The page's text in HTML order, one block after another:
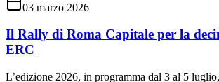
03 marzo 2026
Il Rally di Roma Capitale per la
ERC
L’edizione 2026, in programma dal 3 al 5